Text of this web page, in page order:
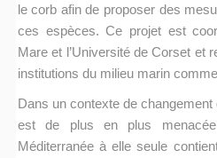
le corb afin de proposer des
ces espèces. Ce projet est
Mare et l’Université de Corset et
institutions du milieu marin
Dans un contexte de
est de plus en plus
Méditerranée à elle seule